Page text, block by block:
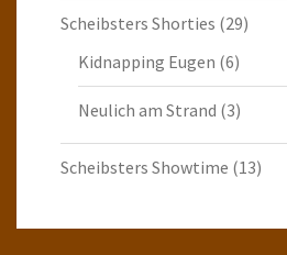
Scheibsters Shorties (29)
Kidnapping Eugen (6)
Neulich am Strand (3)
Scheibsters Showtime (13)